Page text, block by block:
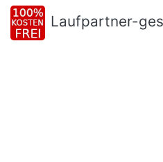
Laufpartner-